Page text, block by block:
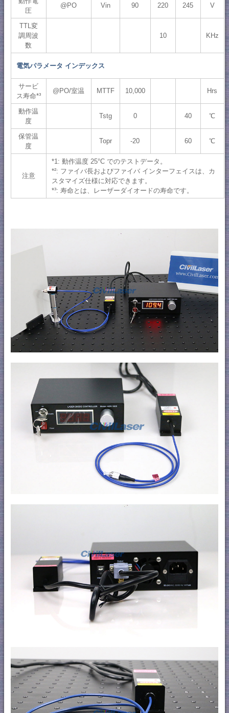
圧
@PO Vin 90 220 245 V
TTL変
調周波
数
10 KHz
電気パラメータ インデックス
サービ
ス寿命*³
@PO/室温 MTTF 10,000 Hrs
動作温
度
Tstg 0 40 ℃
保管温
度
Topr -20 60 ℃
注意
*1: 動作温度 25°C でのテストデータ。
*²: ファイバ長およびファイバ インターフェイスは、カ
スタマイズ仕様に対応できます。
*³: 寿命とは、レーザーダイオードの寿命です。